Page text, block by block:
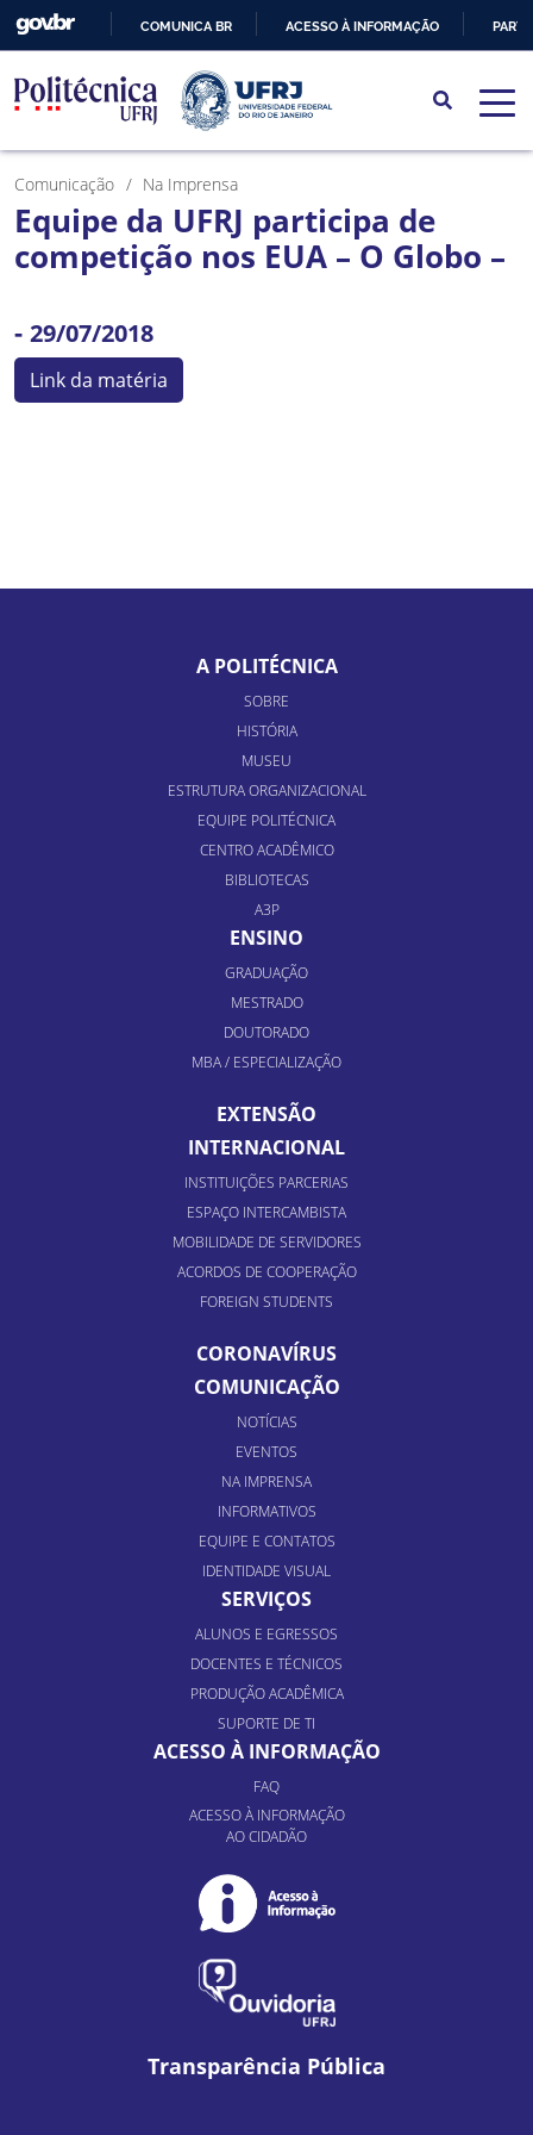
PARA
O
CONTEÚDO
COMUNICA BR ACESSO À INFORMAÇÃO
Comunicação Na Imprensa
Equipe da UFRJ participa de
competição nos EUA – O Globo –
- 29/07/2018
Link da matéria
A POLITÉCNICA
SOBRE
HISTÓRIA
MUSEU
ESTRUTURA ORGANIZACIONAL
EQUIPE POLITÉCNICA
CENTRO ACADÊMICO
BIBLIOTECAS
A3P
ENSINO
GRADUAÇÃO
MESTRADO
DOUTORADO
MBA / ESPECIALIZAÇÃO
EXTENSÃO
INTERNACIONAL
INSTITUIÇÕES PARCERIAS
ESPAÇO INTERCAMBISTA
MOBILIDADE DE SERVIDORES
ACORDOS DE COOPERAÇÃO
FOREIGN STUDENTS
CORONAVÍRUS
COMUNICAÇÃO
NOTÍCIAS
EVENTOS
NA IMPRENSA
INFORMATIVOS
EQUIPE E CONTATOS
IDENTIDADE VISUAL
SERVIÇOS
ALUNOS E EGRESSOS
DOCENTES E TÉCNICOS
PRODUÇÃO ACADÊMICA
SUPORTE DE TI
ACESSO À INFORMAÇÃO
FAQ
ACESSO À INFORMAÇÃO
AO CIDADÃO
Transparência Pública